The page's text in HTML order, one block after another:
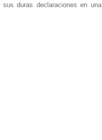
duras declaraciones en una